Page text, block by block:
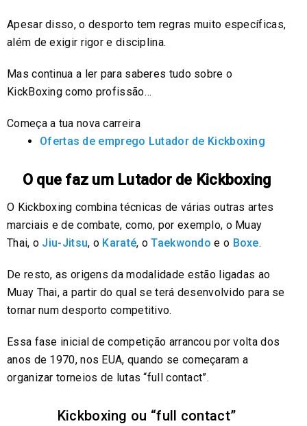
Apesar disso, o desporto tem regras muito específicas,
além de exigir rigor e disciplina.
Mas continua a ler para saberes tudo sobre o
KickBoxing como profissão…
Começa a tua nova carreira
Ofertas de emprego Lutador de Kickboxing
O que faz um Lutador de Kickboxing
O Kickboxing combina técnicas de várias outras artes
marciais e de combate, como, por exemplo, o Muay
Thai, o Jiu-Jitsu, o Karaté, oTaekwondo e o Boxe.
De resto, as origens da modalidade estão ligadas ao
Muay Thai, a partir do qual se terá desenvolvido para se
tornar num desporto competitivo.
Essa fase inicial de competição arrancou por volta dos
anos de 1970, nos EUA, quando se começaram a
organizar torneios de lutas “full contact”.
Kickboxing ou “full contact”